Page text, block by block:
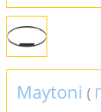
Отзывы
Maytoni (